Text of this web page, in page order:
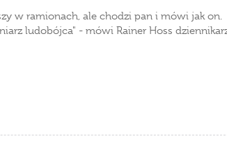
w ramionach, ale chodzi pan i mówi jak on.
ludobójca" - mówi Rainer Hoss